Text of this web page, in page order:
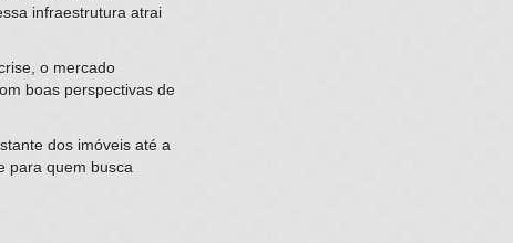
infraestrutura atrai
o mercado
boas perspectivas de
dos imóveis até a
para quem busca